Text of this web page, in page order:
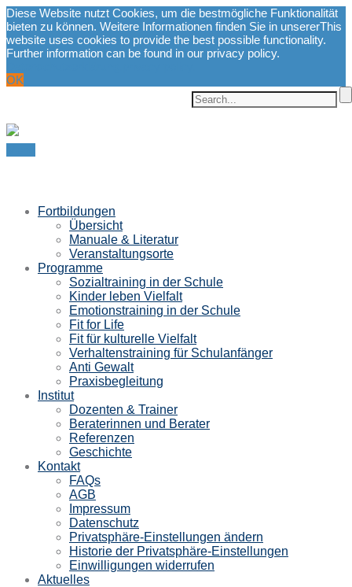
Diese Website nutzt Cookies, um die bestmögliche Funktionalität
bieten zu können. Weitere Informationen finden Sie in unsererThis
website uses cookies to provide the best possible functionality.
Further information can be found in our privacy policy.
OK
Fortbildungen
Übersicht
Manuale & Literatur
Veranstaltungsorte
Programme
Sozialtraining in der Schule
Kinder leben Vielfalt
Emotionstraining in der Schule
Fit for Life
Fit für kulturelle Vielfalt
Verhaltenstraining für Schulanfänger
Anti Gewalt
Praxisbegleitung
Institut
Dozenten & Trainer
Beraterinnen und Berater
Referenzen
Geschichte
Kontakt
FAQs
AGB
Impressum
Datenschutz
Privatsphäre-Einstellungen ändern
Historie der Privatsphäre-Einstellungen
Einwilligungen widerrufen
Aktuelles